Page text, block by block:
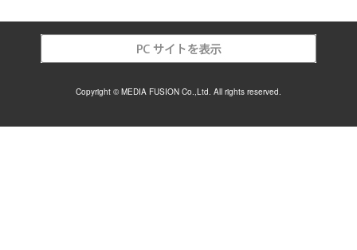
Copyright © MEDIA FUSION Co.,Ltd. All rights reserved.